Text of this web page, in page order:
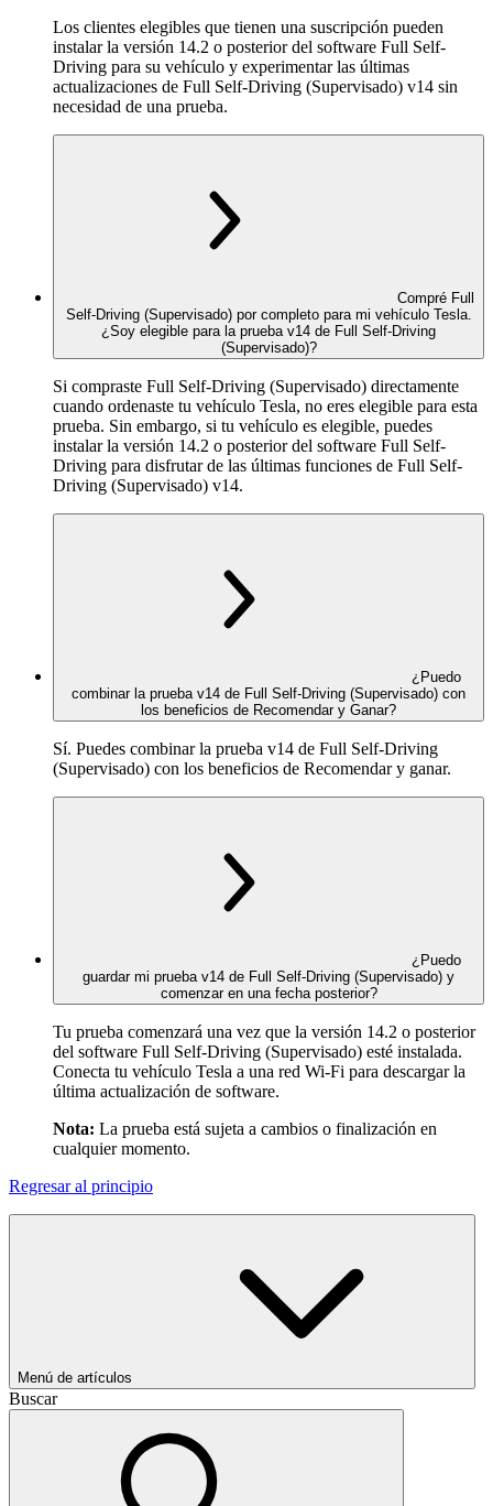
Los clientes elegibles que tienen una suscripción pueden
instalar la versión 14.2 o posterior del software Full Self-
Driving para su vehículo y experimentar las últimas
actualizaciones de Full Self-Driving (Supervisado) v14 sin
necesidad de una prueba.
Compré Full
Self-Driving (Supervisado) por completo para mi vehículo Tesla.
¿Soy elegible para la prueba v14 de Full Self-Driving
(Supervisado)?
Si compraste Full Self-Driving (Supervisado) directamente
cuando ordenaste tu vehículo Tesla, no eres elegible para esta
prueba. Sin embargo, si tu vehículo es elegible, puedes
instalar la versión 14.2 o posterior del software Full Self-
Driving para disfrutar de las últimas funciones de Full Self-
Driving (Supervisado) v14.
¿Puedo
combinar la prueba v14 de Full Self-Driving (Supervisado) con
los beneficios de Recomendar y Ganar?
Sí. Puedes combinar la prueba v14 de Full Self-Driving
(Supervisado) con los beneficios de Recomendar y ganar.
¿Puedo
guardar mi prueba v14 de Full Self-Driving (Supervisado) y
comenzar en una fecha posterior?
Tu prueba comenzará una vez que la versión 14.2 o posterior
del software Full Self-Driving (Supervisado) esté instalada.
Conecta tu vehículo Tesla a una red Wi-Fi para descargar la
última actualización de software.
Nota: La prueba está sujeta a cambios o finalización en
cualquier momento.
Regresar al principio
Menú de artículos
Buscar